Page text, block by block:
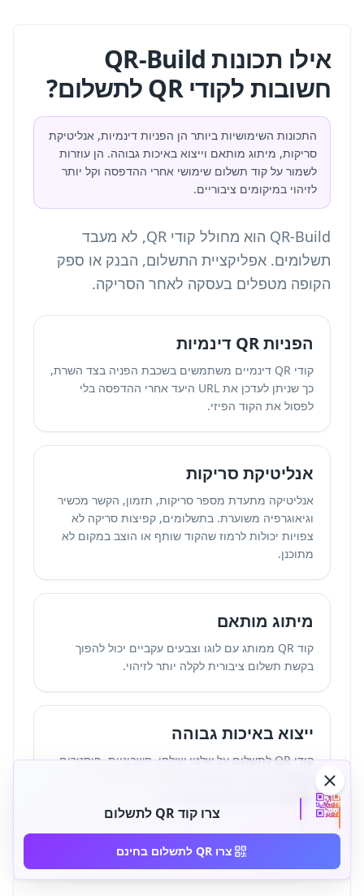
אילו תכונות QR-Build
חשובות לקודי QR לתשלום?
התכונות השימושיות ביותר הן הפניות דינמיות, אנליטיקת
סריקות, מיתוג מותאם וייצוא באיכות גבוהה. הן עוזרות
לשמור על קוד תשלום שימושי אחרי ההדפסה וקל יותר
לזיהוי במיקומים ציבוריים.
QR-Build הוא מחולל קודי QR
, לא מעבד
תשלומים. אפליקציית התשלום, הבנק או ספק
הקופה מטפלים בעסקה לאחר הסריקה.
הפניות QR דינמיות
קודי QR דינמיים משתמשים בשכבת הפניה בצד השרת,
כך שניתן לעדכן את URL היעד אחרי ההדפסה בלי
לפסול את הקוד הפיזי.
אנליטיקת סריקות
אנליטיקה מתעדת מספר סריקות, תזמון, הקשר מכשיר
וגיאוגרפיה משוערת. בתשלומים, קפיצות סריקה לא
צפויות יכולות לרמוז שהקוד שותף או הוצב במקום לא
מתוכנן.
מיתוג מותאם
קוד QR ממותג עם לוגו וצבעים עקביים יכול להפוך
בקשת תשלום ציבורית לקלה יותר לזיהוי.
ייצוא באיכות גבוהה
קודי QR לתשלום על שלטי שולחן, חשבוניות, פוסטרים
שסורקים יקראו אותם באופן אמין.
צרו קוד QR לתשלום
צרו QR לתשלום בחינם